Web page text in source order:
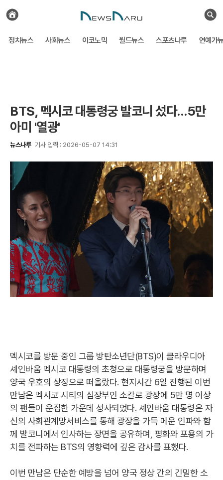
검
전
체
보
정치뉴스 사회뉴스 이코노믹 월드뉴스 스포츠나루 연예가
BTS, 멕시코 대통령궁 발코니 섰다…5만
아미 '열광'
뉴스나루 기사 입력 : 2026-05-07 14:31
멕시코를 방문 중인 그룹 방탄소년단(BTS)이 클라우디아
셰인바움 멕시코 대통령의 초청으로 대통령궁을 방문하며
양국 우호의 상징으로 떠올랐다. 현지시간 6일 진행된 이번
만남은 멕시코 시티의 심장부인 소칼로 광장에 5만 명 이상
의 팬들이 운집한 가운데 성사되었다. 셰인바움 대통령은 자
신의 사회관계망서비스를 통해 광장을 가득 메운 인파와 함
께 발코니에서 인사하는 장면을 공유하며, 평화와 포용의 가
치를 전파하는 BTS의 영향력에 깊은 감사를 표했다.
이번 만남은 단순한 예방을 넘어 양국 정상 간의 긴밀한 소